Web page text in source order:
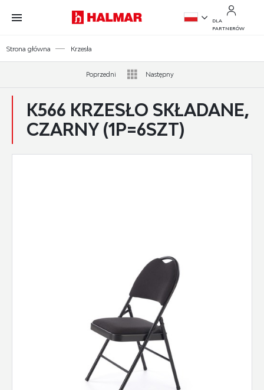
Przejdź do treści.
Przejdź do menu.
Przejdź do wyszukiwarki.
DLA
PARTNERÓW
Strona główna Krzesła
Poprzedni Następny
K566 KRZESŁO SKŁADANE,
CZARNY (1P=6SZT)